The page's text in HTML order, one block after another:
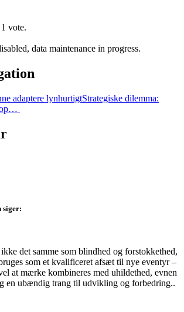
vote.
data maintenance in progress.
adaptere lynhurtigtStrategiske dilemma:
op…
siger:
det samme som blindhed og forstokkethed,
som et kvalificeret afsæt til nye eventyr –
at mærke kombineres med uhildethed, evnen
en ubændig trang til udvikling og forbedring..